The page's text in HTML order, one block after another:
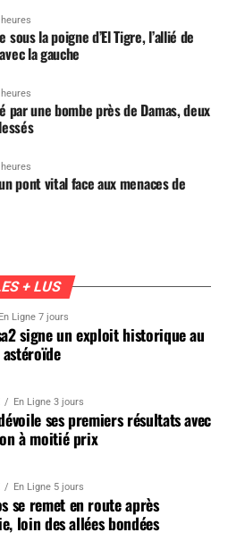
sous la poigne d’El Tigre, l’allié de
la gauche
par une bombe près de Damas, deux
pont vital face aux menaces de
+ LUS
En Ligne 7 jours
signe un exploit historique au
astéroïde
En Ligne 3 jours
ses premiers résultats avec
à moitié prix
En Ligne 5 jours
se remet en route après
loin des allées bondées